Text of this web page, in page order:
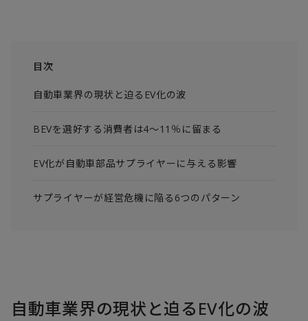
目次
自動車業界の現状と迫るEV化の波
BEVを選好する消費者は4～11％に留まる
EV化が自動車部品サプライヤーに与える影響
サプライヤーが経営危機に陥る6つのパターン
自動車業界の現状と迫るEV化の波